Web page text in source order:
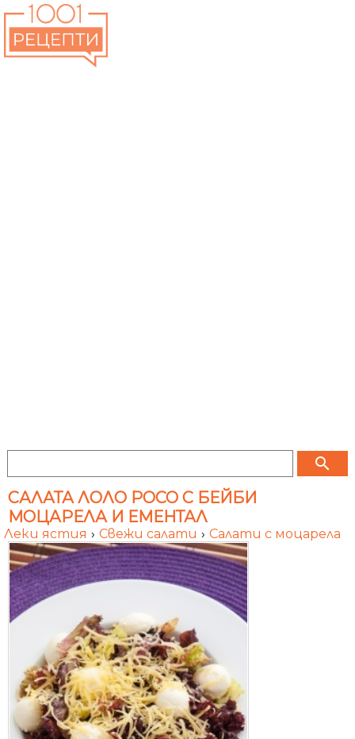
search
САЛАТА ЛОЛО РОСО С БЕЙБИ
МОЦАРЕЛА И ЕМЕНТАЛ
Леки ястия › Свежи салати › Салати с моцарела